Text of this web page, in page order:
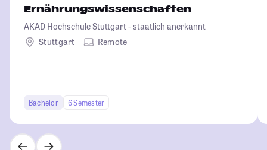
Ernährungswissenschaften
AKAD Hochschule Stuttgart - staatlich anerkannt
Stuttgart
Remote
Bachelor 6 Semester